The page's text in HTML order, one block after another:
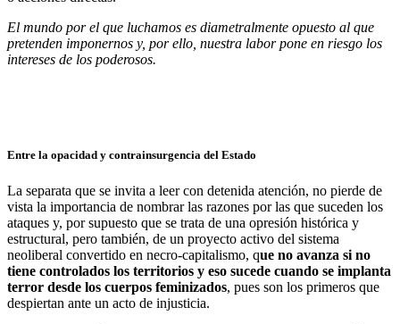
El mundo por el que luchamos es diametralmente opuesto al que
pretenden imponernos y, por ello, nuestra labor pone en riesgo los
intereses de los poderosos.
Entre la opacidad y contrainsurgencia del Estado
La separata que se invita a leer con detenida atención, no pierde de
vista la importancia de nombrar las razones por las que suceden los
ataques y, por supuesto que se trata de una opresión histórica y
estructural, pero también, de un proyecto activo del sistema
neoliberal convertido en necro-capitalismo, que no avanza si no
tiene controlados los territorios y eso sucede cuando se implanta
terror desde los cuerpos feminizados, pues son los primeros que
despiertan ante un acto de injusticia.